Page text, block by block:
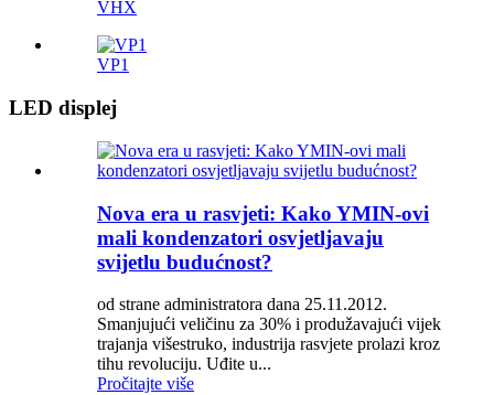
VHX
VP1
LED displej
Nova era u rasvjeti: Kako YMIN-ovi
mali kondenzatori osvjetljavaju
svijetlu budućnost?
od strane administratora dana 25.11.2012.
Smanjujući veličinu za 30% i produžavajući vijek
trajanja višestruko, industrija rasvjete prolazi kroz
tihu revoluciju. Uđite u...
Pročitajte više